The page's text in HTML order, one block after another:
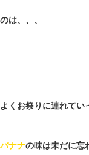
は、、、
くお祭りに連れてい
バナナの味は未だに忘